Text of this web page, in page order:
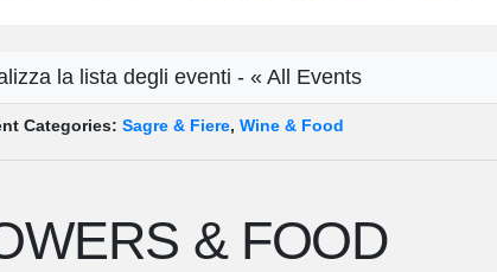
la lista degli eventi - « All Events
Categories: Sagre & Fiere, Wine & Food
& FOOD